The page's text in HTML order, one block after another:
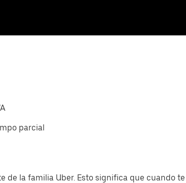
parcial
de la familia Uber. Esto significa que cuando